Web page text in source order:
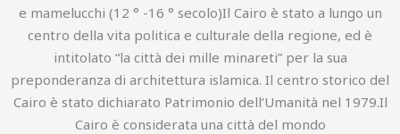
e mamelucchi (12 ° -16 ° secolo)Il Cairo è stato a lungo un
centro della vita politica e culturale della regione, ed è
intitolato “la città dei mille minareti” per la sua
preponderanza di architettura islamica. Il centro storico del
Cairo è stato dichiarato Patrimonio dell’Umanità nel 1979.Il
Cairo è considerata una città del mondo